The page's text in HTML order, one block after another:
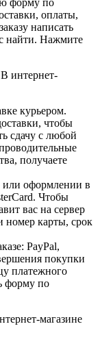
форму по
оплаты,
написать
найти. Нажмите
интернет-
курьером.
чтобы
сдачу с любой
получаете
или оформлении в
Чтобы
вас на сервер
номер карты, срок
PayPal,
покупки
платежного
форму по
магазине